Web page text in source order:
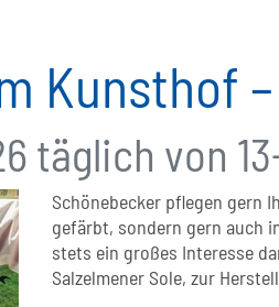
Kunsthof
täglich von
Schönebecker pflegen gern
gefärbt, sondern gern auch
stets ein großes Interesse
Salzelmener Sole, zur